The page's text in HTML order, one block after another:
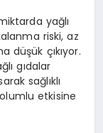
yağlı
riski, az
düşük çıkıyor.
gıdalar
sağlıklı
etkisine